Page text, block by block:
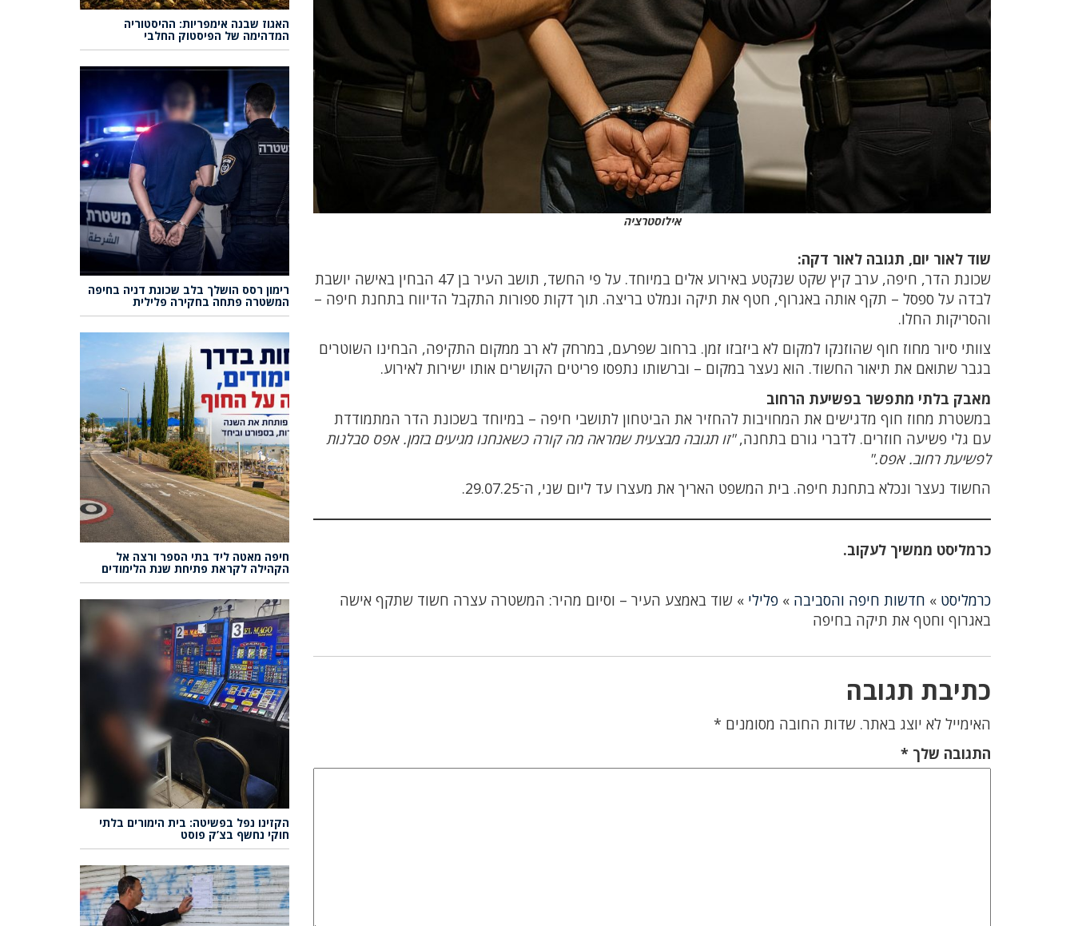
אילוסטרציה
שוד לאור יום, תגובה לאור דקה:
שכונת הדר, חיפה, ערב קיץ שקט שנקטע באירוע אלים במיוחד. על פי החשד, תושב העיר בן 47 הבחין באישה יושבת
לבדה על ספסל – תקף אותה באגרוף, חטף את תיקה ונמלט בריצה. תוך דקות ספורות התקבל הדיווח בתחנת חיפה –
והסריקות החלו.
צוותי סיור מחוז חוף שהוזנקו למקום לא ביזבזו זמן. ברחוב שפרעם, במרחק לא רב ממקום התקיפה, הבחינו השוטרים
בגבר שתואם את תיאור החשוד. הוא נעצר במקום – וברשותו נתפסו פריטים הקושרים אותו ישירות לאירוע.
מאבק בלתי מתפשר בפשיעת הרחוב
במשטרת מחוז חוף מדגישים את המחויבות להחזיר את הביטחון לתושבי חיפה – במיוחד בשכונת הדר המתמודדת
עם גלי פשיעה חוזרים. לדברי גורם בתחנה,"זו תגובה מבצעית שמראה מה קורה כשאנחנו מגיעים בזמן. אפס סבלנות
לפשיעת רחוב. אפס."
החשוד נעצר ונכלא בתחנת חיפה. בית המשפט האריך את מעצרו עד ליום שני, ה־29.07.25.
כרמליסט ממשיך לעקוב.
כרמליסט » חדשות חיפה והסביבה »פלילי »שוד באמצע העיר – וסיום מהיר: המשטרה עצרה חשוד שתקף אישה
באגרוף וחטף את תיקה בחיפה
כתיבת תגובה
האימייל לא יוצג באתר. שדות החובה מסומנים *
התגובה שלך*
האגוז שבנה אימפריות: ההיסטוריה
המדהימה של הפיסטוק החלבי
רימון רסס הושלך בלב שכונת דניה בחיפה
המשטרה פתחה בחקירה פלילית
חיפה מאטה ליד בתי הספר ורצה אל
הקהילה לקראת פתיחת שנת הלימודים
הקזינו נפל בפשיטה: בית הימורים בלתי
חוקי נחשף בצ’ק פוסט